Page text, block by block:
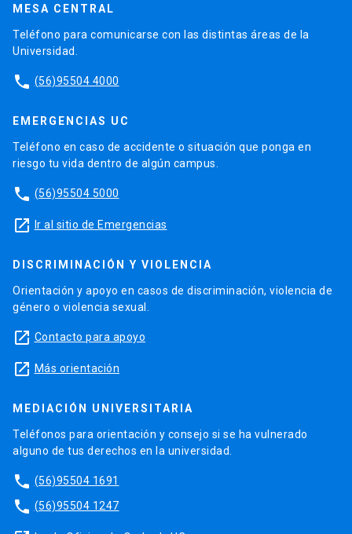
MESA CENTRAL
Teléfono para comunicarse con las distintas áreas de la
Universidad.
phone (56)95504 4000
EMERGENCIAS UC
Teléfono en caso de accidente o situación que ponga en
riesgo tu vida dentro de algún campus.
phone (56)95504 5000
launch Ir al sitio de Emergencias
DISCRIMINACIÓN Y VIOLENCIA
Orientación y apoyo en casos de discriminación, violencia de
género o violencia sexual.
launch Contacto para apoyo
launch Más orientación
MEDIACIÓN UNIVERSITARIA
Teléfonos para orientación y consejo si se ha vulnerado
alguno de tus derechos en la universidad.
phone (56)95504 1691
phone (56)95504 1247